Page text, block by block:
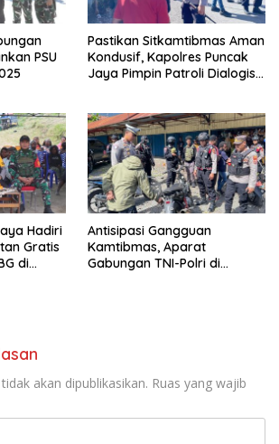
PSU
Pastikan Sitkamtibmas Aman
Kondusif, Kapolres Puncak
Jaya Pimpin Patroli Dialogis
Hadiri
Gratis
di
Antisipasi Gangguan
Kamtibmas, Aparat
Gabungan TNI-Polri di
akan dipublikasikan. Ruas yang wajib